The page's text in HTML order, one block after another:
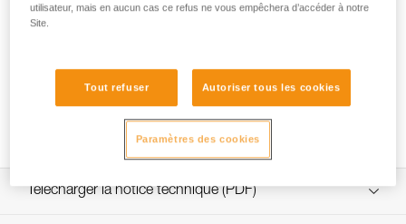
Comment calculer le rapport de mouflage
Télécharger la notice technique (PDF)
utilisateur, mais en aucun cas ce refus ne vous empêchera d’accéder à notre
Site.
Tout refuser Autoriser tous les cookies
Paramètres des cookies